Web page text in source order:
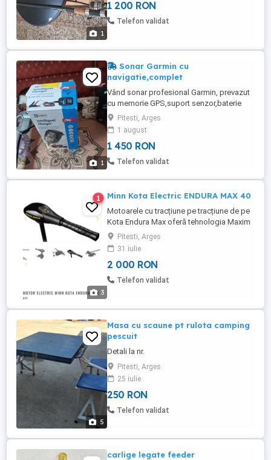
1
1 200 RON
Telefon validat
1
Sonar Garmin cu
navigatie,complet
Vând sonar profesional Garmin, prevazut
cu memorie GPS,suport senzor,baterie
originală,încărcător baterie original,cabluri
originale,nou.
Pitesti, Arges
1 august
1 450 RON
Telefon validat
3
1 Minn Kota Electric ENDURA MAX 40
Motoarele cu tracțiune pe tracțiune de pe
Kota Endura Max oferă tehnologia Maxim
Maxim, digitală Maxim, care permite
rularea motorului de până la cinci ori mai
mult cu o singură încărcare a bateriei.
Endura Max Trolling Motors beneficiază
de un control de viteză variabil pentru
Pitesti, Arges
31 iulie
2 000 RON
Telefon validat
5
Masa cu scaune pt rulota camping
pescuit
Detali la nr.
Pitesti, Arges
25 iulie
250 RON
Telefon validat
carlige legate feeder